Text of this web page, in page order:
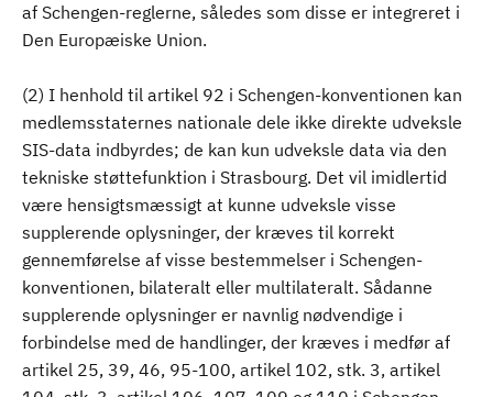
af Schengen-reglerne, således som disse er integreret i
Den Europæiske Union.
(2) I henhold til artikel 92 i Schengen-konventionen kan
medlemsstaternes nationale dele ikke direkte udveksle
SIS-data indbyrdes; de kan kun udveksle data via den
tekniske støttefunktion i Strasbourg. Det vil imidlertid
være hensigtsmæssigt at kunne udveksle visse
supplerende oplysninger, der kræves til korrekt
gennemførelse af visse bestemmelser i Schengen-
konventionen, bilateralt eller multilateralt. Sådanne
supplerende oplysninger er navnlig nødvendige i
forbindelse med de handlinger, der kræves i medfør af
artikel 25, 39, 46, 95-100, artikel 102, stk. 3, artikel